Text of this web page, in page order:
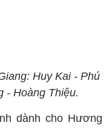
Huy Kai - Phú
- Hoàng Thiệu.
dành cho Hương